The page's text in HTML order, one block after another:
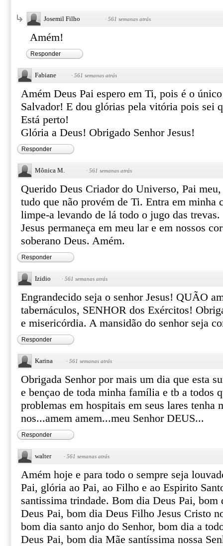
Josemil Filho · 561 semanas atrás
Amém!
Responder
Fabiane · 561 semanas atrás
Amém Deus Pai espero em Ti, pois é o único
Salvador! E dou glórias pela vitória pois sei
Está perto!
Glória a Deus! Obrigado Senhor Jesus!
Responder
Mônica M. · 561 semanas atrás
Querido Deus Criador do Universo, Pai
tudo que não provém de Ti. Entra em minha
limpe-a levando de lá todo o jugo das trevas.
Jesus permaneça em meu lar e em nossos
soberano Deus. Amém.
Responder
Izidio · 561 semanas atrás
Engrandecido seja o senhor Jesus! QUÃO
tabernáculos, SENHOR dos Exércitos!
e misericórdia. A mansidão do senhor seja
Responder
Karina · 561 semanas atrás
Obrigada Senhor por mais um dia que esta
e bençao de toda minha família e tb a todos
problemas em hospitais em seus lares tenha
nos...amem amem...meu Senhor DEUS...
Responder
walter · 561 semanas atrás
Amém hoje e para todo o sempre seja
Pai, glória ao Pai, ao Filho e ao Espirito
santissima trindade. Bom dia Deus Pai, bom
Deus Pai, bom dia Deus Filho Jesus Cristo
bom dia santo anjo do Senhor, bom dia a
Deus Pai, bom dia Mãe santíssima nossa